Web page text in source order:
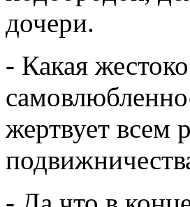
дочери.
- Какая
жертвует всем